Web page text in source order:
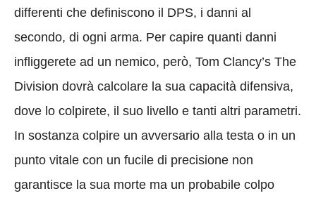
differenti che definiscono il DPS, i danni al
secondo, di ogni arma. Per capire quanti danni
infliggerete ad un nemico, però, Tom Clancy’s The
Division dovrà calcolare la sua capacità difensiva,
dove lo colpirete, il suo livello e tanti altri parametri.
In sostanza colpire un avversario alla testa o in un
punto vitale con un fucile di precisione non
garantisce la sua morte ma un probabile colpo